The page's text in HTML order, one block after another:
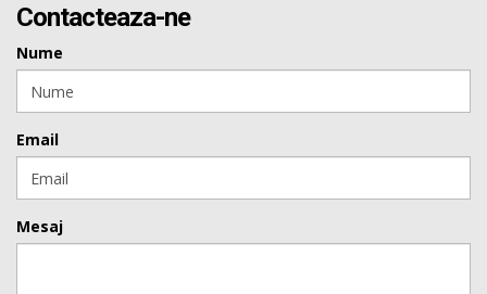
Contacteaza-ne
Nume
Email
Mesaj